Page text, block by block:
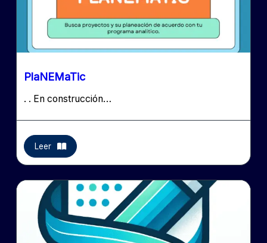
PlaNEMaTic
. . En construcción…
Leer